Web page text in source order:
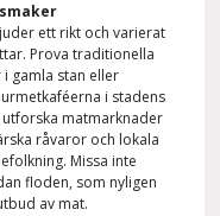
ett rikt och varierat
Prova traditionella
gamla stan eller
i stadens
matmarknader
råvaror och lokala
Missa inte
floden, som nyligen
av mat.